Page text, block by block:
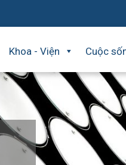
Khoa - Viện Cuộc